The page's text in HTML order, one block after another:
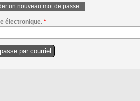
un nouveau mot de passe
électronique. *